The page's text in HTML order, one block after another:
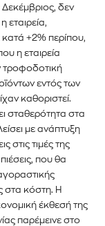
δεν
εταιρεία,
+2% περίπου,
η εταιρεία
τροφοδοτική
εντός των
καθοριστεί.
σταθερότητα στα
με ανάπτυξη
στις τιμές της
που θα
στα κόστη. Η
έκθεσή της
παρέμεινε στο